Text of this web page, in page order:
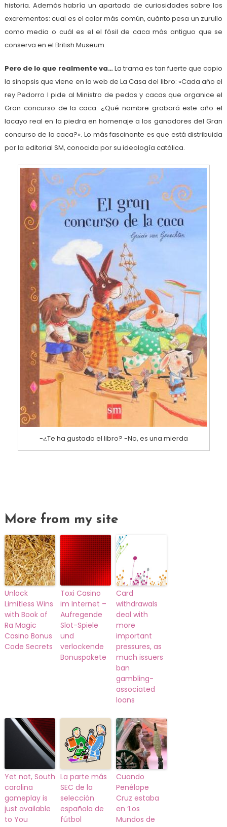
historia. Además habría un apartado de curiosidades sobre los
excrementos: cual es el color más común, cuánto pesa un zurullo
como media o cuál es el el fósil de caca más antiguo que se
conserva en el British Museum.
Pero de lo que realmente va…La trama es tan fuerte que copio
la sinopsis que viene en la web de La Casa del libro: «Cada año el
rey Pedorro I pide al Ministro de pedos y cacas que organice el
Gran concurso de la caca. ¿Qué nombre grabará este año el
lacayo real en la piedra en homenaje a los ganadores del Gran
concurso de la caca?». Lo más fascinante es que está distribuida
por la editorial SM, conocida por su ideología católica.
-¿Te ha gustado el libro? -No, es una mierda
More from my site
Unlock
Limitless Wins
with Book of
Ra Magic
Casino Bonus
Code Secrets
Toxi Casino
im Internet –
Aufregende
Slot-Spiele
und
verlockende
Bonuspakete
Card
withdrawals
deal with
more
important
pressures, as
much issuers
ban
gambling-
associated
loans
Yet not, South
carolina
gameplay is
just available
to You
La parte más
SEC de la
selección
española de
fútbol
Cuando
Penélope
Cruz estaba
en ‘Los
Mundos de